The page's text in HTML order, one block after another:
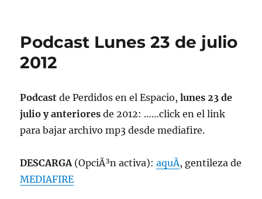
Podcast Lunes 23 de julio
2012
Podcastde Perdidos en el Espacio,lunes 23 de
julio y anterioresde 2012: ……click en el link
para bajar archivo mp3 desde mediafire.
DESCARGA (OpciÃ³n activa):aquÃ­, gentileza de
MEDIAFIRE